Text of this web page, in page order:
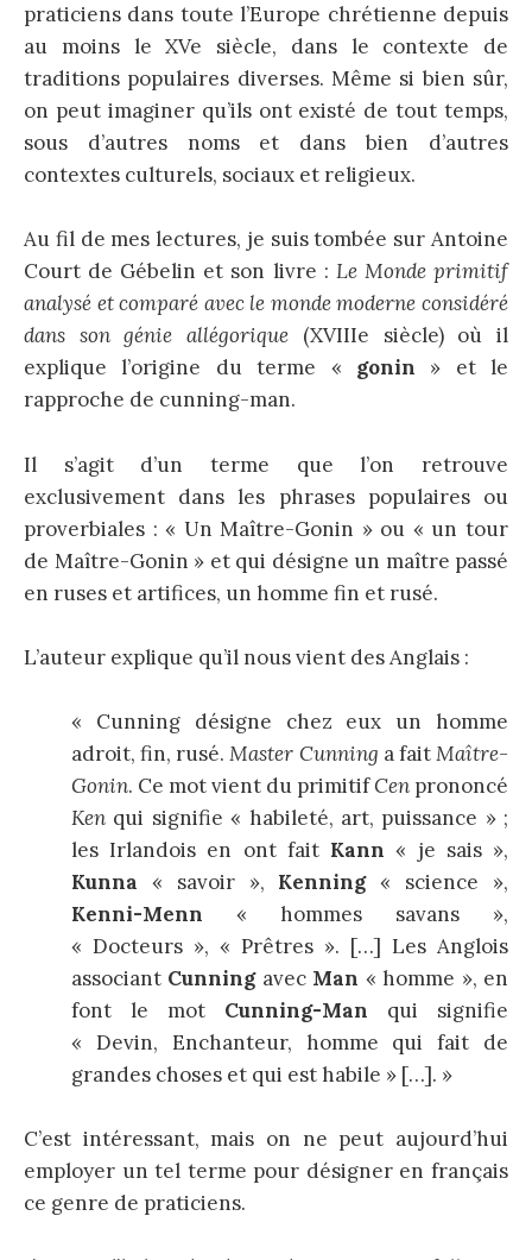
praticiens dans toute l’Europe chrétienne depuis
au moins le XVe siècle, dans le contexte de
traditions populaires diverses. Même si bien sûr,
on peut imaginer qu’ils ont existé de tout temps,
sous d’autres noms et dans bien d’autres
contextes culturels, sociaux et religieux.
Au fil de mes lectures, je suis tombée sur Antoine
Court de Gébelin et son livre : Le Monde primitif
analysé et comparé avec le monde moderne considéré
dans son génie allégorique (XVIIIe siècle) où il
explique l’origine du terme « gonin » et le
rapproche de cunning-man.
Il s’agit d’un terme que l’on retrouve
exclusivement dans les phrases populaires ou
proverbiales : « Un Maître-Gonin » ou « un tour
de Maître-Gonin » et qui désigne un maître passé
en ruses et artifices, un homme fin et rusé.
L’auteur explique qu’il nous vient des Anglais :
« Cunning désigne chez eux un homme
adroit, fin, rusé.Master Cunning a faitMaître-
Gonin. Ce mot vient du primitifCen prononcé
Ken qui signifie « habileté, art, puissance » ;
les Irlandois en ont fait Kann « je sais »,
Kunna « savoir », Kenning« science »,
Kenni-Menn « hommes savans »,
« Docteurs », « Prêtres ». […] Les Anglois
associant Cunningavec Man « homme », en
font le mot Cunning-Man qui signifie
« Devin, Enchanteur, homme qui fait de
grandes choses et qui est habile » […]. »
C’est intéressant, mais on ne peut aujourd’hui
employer un tel terme pour désigner en français
ce genre de praticiens.